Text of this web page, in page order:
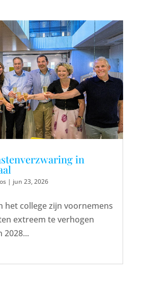
in
| jun 23, 2026
het college zijn voornemens
extreem te verhogen
2028...